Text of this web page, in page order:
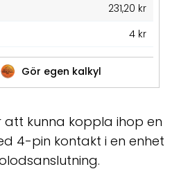
231,20 kr
4 kr
Gör egen kalkyl
kunna koppla ihop en
4-pin kontakt i en enhet